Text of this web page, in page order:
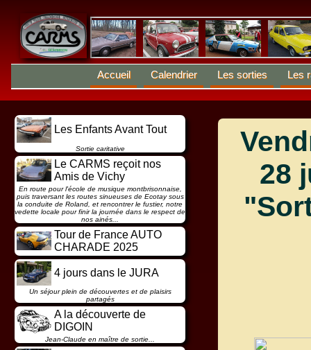
Accueil Calendrier Les sorties Les
28
Les Enfants Avant Tout
Sortie caritative
Le CARMS reçoit nos
Amis de Vichy
En route pour l'école de musique montbrisonnaise,
puis traversant les routes sinueuses de Ecotay sous
la conduite de Roland, et rencontrer le fustier, notre
vedette locale pour finir la journée dans le respect de
nos ainés...
Tour de France AUTO
CHARADE 2025
4 jours dans le JURA
Un séjour plein de découvertes et de plaisirs
partagés
A la découverte de
DIGOIN
Jean-Claude en maître de sortie...